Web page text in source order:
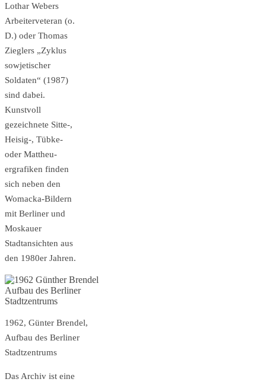
Lothar Webers
Arbeiterveteran (o.
D.) oder Thomas
Zieglers „Zyklus
sowjetischer
Soldaten“ (1987)
sind dabei.
Kunstvoll
gezeichnete Sitte-,
Heisig-, Tübke-
oder Mattheu­
ergrafiken finden
sich neben den
Womacka-Bildern
mit Berliner und
Moskauer
Stadtansichten aus
den 1980er Jahren.
1962, Günter Brendel,
Aufbau des Berliner
Stadtzentrums
Das Archiv ist eine